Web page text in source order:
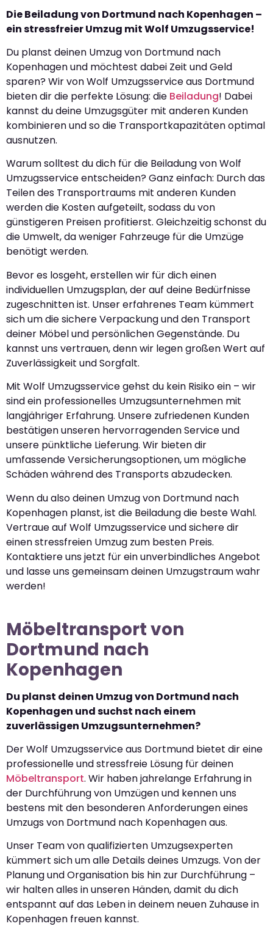
Die Beiladung von Dortmund nach Kopenhagen –
ein stressfreier Umzug mit Wolf Umzugsservice!
Du planst deinen Umzug von Dortmund nach
Kopenhagen und möchtest dabei Zeit und Geld
sparen? Wir von Wolf Umzugsservice aus Dortmund
bieten dir die perfekte Lösung: die Beiladung! Dabei
kannst du deine Umzugsgüter mit anderen Kunden
kombinieren und so die Transportkapazitäten optimal
ausnutzen.
Warum solltest du dich für die Beiladung von Wolf
Umzugsservice entscheiden? Ganz einfach: Durch das
Teilen des Transportraums mit anderen Kunden
werden die Kosten aufgeteilt, sodass du von
günstigeren Preisen profitierst. Gleichzeitig schonst du
die Umwelt, da weniger Fahrzeuge für die Umzüge
benötigt werden.
Bevor es losgeht, erstellen wir für dich einen
individuellen Umzugsplan, der auf deine Bedürfnisse
zugeschnitten ist. Unser erfahrenes Team kümmert
sich um die sichere Verpackung und den Transport
deiner Möbel und persönlichen Gegenstände. Du
kannst uns vertrauen, denn wir legen großen Wert auf
Zuverlässigkeit und Sorgfalt.
Mit Wolf Umzugsservice gehst du kein Risiko ein – wir
sind ein professionelles Umzugsunternehmen mit
langjähriger Erfahrung. Unsere zufriedenen Kunden
bestätigen unseren hervorragenden Service und
unsere pünktliche Lieferung. Wir bieten dir
umfassende Versicherungsoptionen, um mögliche
Schäden während des Transports abzudecken.
Wenn du also deinen Umzug von Dortmund nach
Kopenhagen planst, ist die Beiladung die beste Wahl.
Vertraue auf Wolf Umzugsservice und sichere dir
einen stressfreien Umzug zum besten Preis.
Kontaktiere uns jetzt für ein unverbindliches Angebot
und lasse uns gemeinsam deinen Umzugstraum wahr
werden!
Möbeltransport von
Dortmund nach
Kopenhagen
Du planst deinen Umzug von Dortmund nach
Kopenhagen und suchst nach einem
zuverlässigen Umzugsunternehmen?
Der Wolf Umzugsservice aus Dortmund bietet dir eine
professionelle und stressfreie Lösung für deinen
Möbeltransport. Wir haben jahrelange Erfahrung in
der Durchführung von Umzügen und kennen uns
bestens mit den besonderen Anforderungen eines
Umzugs von Dortmund nach Kopenhagen aus.
Unser Team von qualifizierten Umzugsexperten
kümmert sich um alle Details deines Umzugs. Von der
Planung und Organisation bis hin zur Durchführung –
wir halten alles in unseren Händen, damit du dich
entspannt auf das Leben in deinem neuen Zuhause in
Kopenhagen freuen kannst.